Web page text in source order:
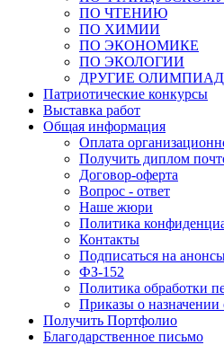
ПО ЧТЕНИЮ
ПО ХИМИИ
ПО ЭКОНОМИКЕ
ПО ЭКОЛОГИИ
ДРУГИЕ
Патриотические конкурсы
Выставка работ
Общая информация
Оплата
Получить диплом
Договор-оферта
Вопрос - ответ
Наше жюри
Политика
Контакты
Подписаться на
ФЗ-152
Политика обработки
Приказы о назначении
Получить Портфолио
Благодарственное письмо